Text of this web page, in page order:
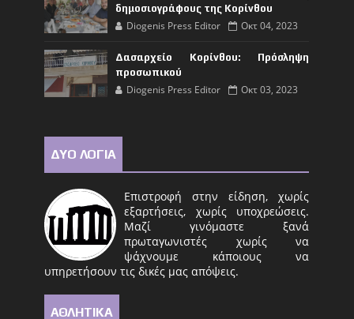
δημοσιογράφους της Κορίνθου
Diogenis Press Editor Οκτ 04, 2023
Δασαρχείο Κορίνθου: Πρόσληψη
προσωπικού
Diogenis Press Editor Οκτ 03, 2023
ΔΥΟ ΛΟΓΙΑ
Επιστροφή στην είδηση, χωρίς
εξαρτήσεις, χωρίς υποχρεώσεις.
Μαζί γινόμαστε ξανά
πρωταγωνιστές χωρίς να
ψάχνουμε κάποιους να
υπηρετήσουν τις δικές μας απόψεις.
ΑΘΛΗΤΙΚΑ